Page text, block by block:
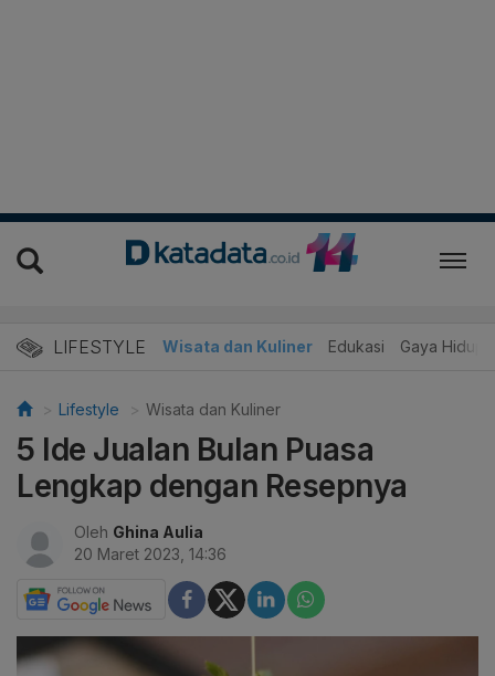
LIFESTYLE Wisata dan Kuliner Edukasi Gaya Hidup
Lifestyle Wisata dan Kuliner
5 Ide Jualan Bulan Puasa
Lengkap dengan Resepnya
Oleh Ghina Aulia
20 Maret 2023, 14:36